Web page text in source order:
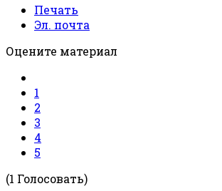
Печать
Эл. почта
Оцените материал
1
2
3
4
5
(1 Голосовать)